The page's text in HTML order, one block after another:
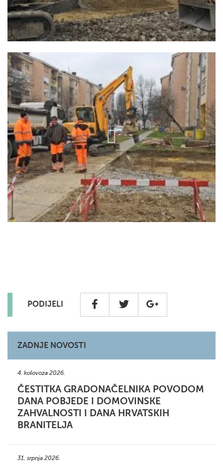
PODIJELI
ZADNJE NOVOSTI
4. kolovoza 2026.
ČESTITKA GRADONAČELNIKA POVODOM
DANA POBJEDE I DOMOVINSKE
ZAHVALNOSTI I DANA HRVATSKIH
BRANITELJA
31. srpnja 2026.